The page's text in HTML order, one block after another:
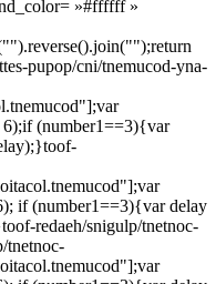
»#ffffff »
pupop/cni/tnemucod-yna-
(number1==3){var
toof-
if (number1==3){var delay
toof-redaeh/snigulp/tnetnoc-
tnetnoc-